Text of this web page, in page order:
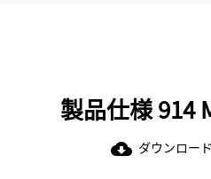
製品仕様 914
cloud_download ダウンロード